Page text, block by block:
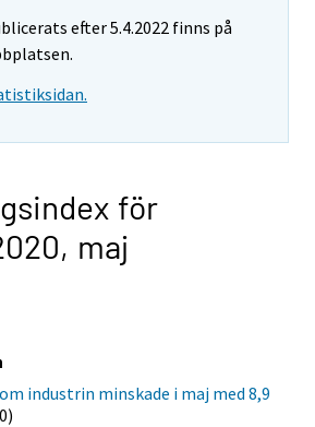
efter 5.4.2022 finns på
för
maj
industrin minskade i maj med 8,9